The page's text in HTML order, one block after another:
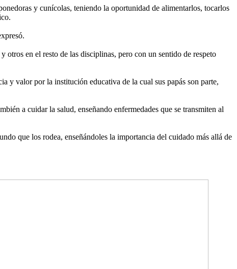
y cunícolas, teniendo la oportunidad de alimentarlos, tocarlos
otros en el resto de las disciplinas, pero con un sentido de respeto
y valor por la institución educativa de la cual sus papás son parte,
a cuidar la salud, enseñando enfermedades que se transmiten al
que los rodea, enseñándoles la importancia del cuidado más allá de